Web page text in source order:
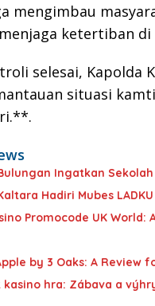
mengimbau
ketertiban
selesai, Kapolda
situasi
Ingatkan
Hadiri Mubes LADKU
Promocode UK World:
by 3 Oaks: A Review
kasino hra: Zábava a